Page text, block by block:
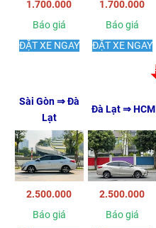
1.700.000 1.700.000
Báo giá
Báo giá
ĐẶT XE NGAY
ĐẶT XE NGAY
Sài Gòn ⇒ Đà
Lạt
Đà Lạt ⇒ HCM
2.500.000 2.500.000
Báo giá
Báo giá